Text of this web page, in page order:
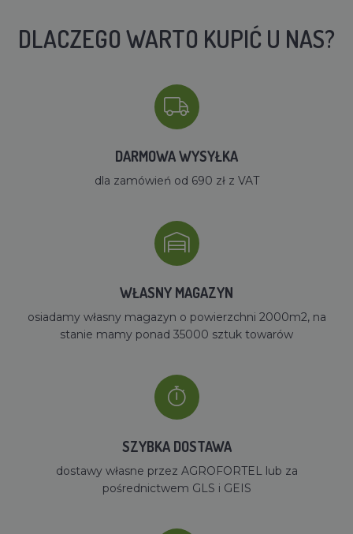
DLACZEGO WARTO KUPIĆ U NAS?
DARMOWA WYSYŁKA
dla zamówień od 690 zł z VAT
WŁASNY MAGAZYN
osiadamy własny magazyn o powierzchni 2000m2, na
stanie mamy ponad 35000 sztuk towarów
SZYBKA DOSTAWA
dostawy własne przez AGROFORTEL lub za
pośrednictwem GLS i GEIS